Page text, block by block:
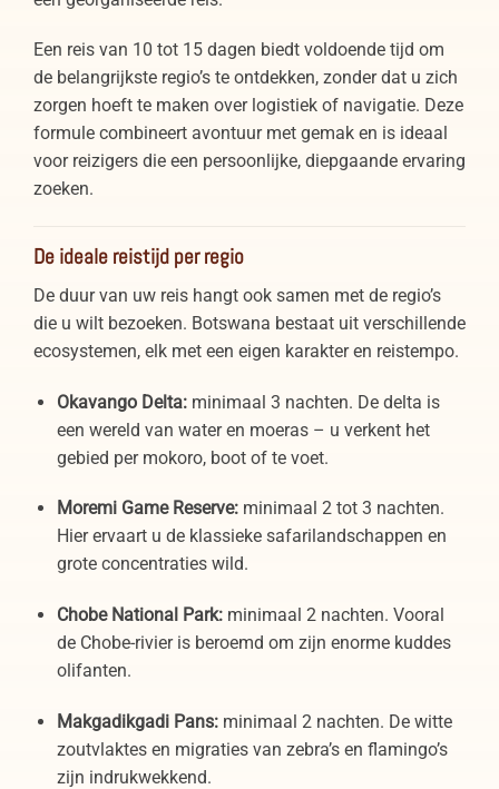
Een reis van 10 tot 15 dagen biedt voldoende tijd om
de belangrijkste regio’s te ontdekken, zonder dat u zich
zorgen hoeft te maken over logistiek of navigatie. Deze
formule combineert avontuur met gemak en is ideaal
voor reizigers die een persoonlijke, diepgaande ervaring
zoeken.
De ideale reistijd per regio
De duur van uw reis hangt ook samen met de regio’s
die u wilt bezoeken. Botswana bestaat uit verschillende
ecosystemen, elk met een eigen karakter en reistempo.
Okavango Delta:minimaal 3 nachten. De delta is
een wereld van water en moeras – u verkent het
gebied per mokoro, boot of te voet.
Moremi Game Reserve:minimaal 2 tot 3 nachten.
Hier ervaart u de klassieke safarilandschappen en
grote concentraties wild.
Chobe National Park:minimaal 2 nachten. Vooral
de Chobe-rivier is beroemd om zijn enorme kuddes
olifanten.
Makgadikgadi Pans:minimaal 2 nachten. De witte
zoutvlaktes en migraties van zebra’s en flamingo’s
zijn indrukwekkend.